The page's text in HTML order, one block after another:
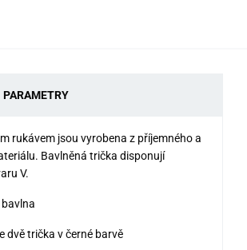
PARAMETRY
rukávem jsou vyrobena z příjemného a
Bavlněná trička disponují
V.
dvě trička v černé barvě